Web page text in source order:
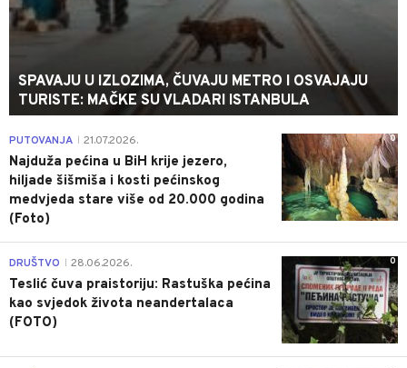
SPAVAJU U IZLOZIMA, ČUVAJU METRO I OSVAJAJU
TURISTE: MAČKE SU VLADARI ISTANBULA
0
PUTOVANJA 21.07.2026.
Najduža pećina u BiH krije jezero,
hiljade šišmiša i kosti pećinskog
medvjeda stare više od 20.000 godina
(Foto)
0
DRUŠTVO 28.06.2026.
Teslić čuva praistoriju: Rastuška pećina
kao svjedok života neandertalaca
(FOTO)